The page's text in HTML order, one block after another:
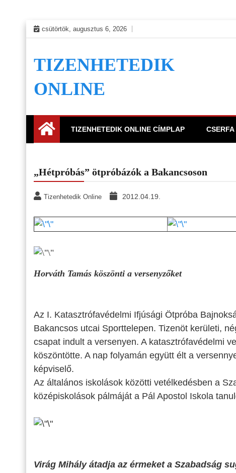
Skip
to
csütörtök, augusztus 6, 2026
TIZENHETEDIK
ONLINE
TIZENHETEDIK ONLINE CÍMPLAP
„Hétpróbás” ötpróbázók a Bakancsoson
Tizenhetedik Online 2012.04.19.
Horváth Tamás köszönti a versenyzőket
Az I. Katasztrófavédelmi Ifjúsági Ötpróba
Bakancsos utcai Sporttelepen. Tizenöt kerületi,
csapat indult a versenyen. A katasztrófavédelmi
köszöntötte. A nap folyamán együtt élt a
képviselő.
Az általános iskolások közötti vetélkedésben a
középiskolások pálmáját a Pál Apostol Iskola
Virág Mihály átadja az érmeket a Szabadság